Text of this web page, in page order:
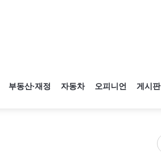
부동산·재정 자동차 오피니언 게시판